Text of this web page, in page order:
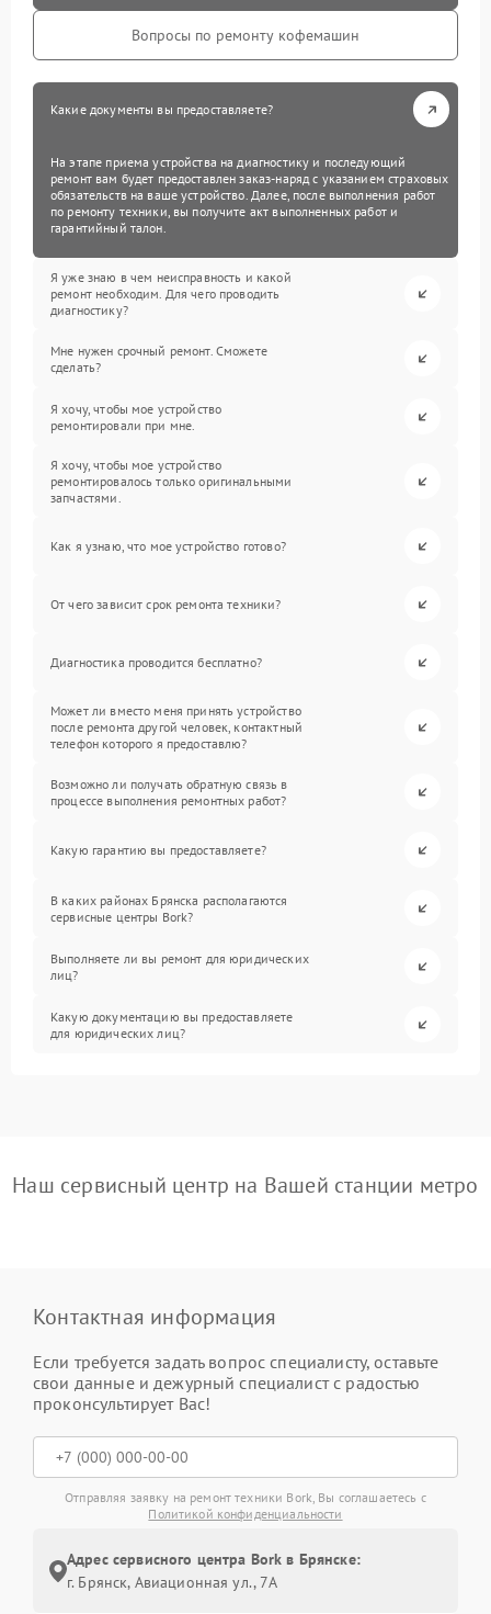
Вопросы по ремонту кофемашин
Какие документы вы предоставляете?
На этапе приема устройства на диагностику и последующий
ремонт вам будет предоставлен заказ-наряд с указанием страховых
обязательств на ваше устройство. Далее, после выполнения работ
по ремонту техники, вы получите акт выполненных работ и
гарантийный талон.
Я уже знаю в чем неисправность и какой
ремонт необходим. Для чего проводить
диагностику?
Мне нужен срочный ремонт. Сможете
сделать?
Я хочу, чтобы мое устройство
ремонтировали при мне.
Я хочу, чтобы мое устройство
ремонтировалось только оригинальными
запчастями.
Как я узнаю, что мое устройство готово?
От чего зависит срок ремонта техники?
Диагностика проводится бесплатно?
Может ли вместо меня принять устройство
после ремонта другой человек, контактный
телефон которого я предоставлю?
Возможно ли получать обратную связь в
процессе выполнения ремонтных работ?
Какую гарантию вы предоставляете?
В каких районах Брянска располагаются
сервисные центры Bork?
Выполняете ли вы ремонт для юридических
лиц?
Какую документацию вы предоставляете
для юридических лиц?
Наш сервисный центр на Вашей станции метро
Контактная информация
Если требуется задать вопрос специалисту, оставьте
свои данные и дежурный специалист с радостью
проконсультирует Вас!
Отправляя заявку на ремонт техники Bork, Вы соглашаетесь с
Политикой конфиденциальности
Адрес сервисного центра Bork в Брянске:
г. Брянск, Авиационная ул., 7А